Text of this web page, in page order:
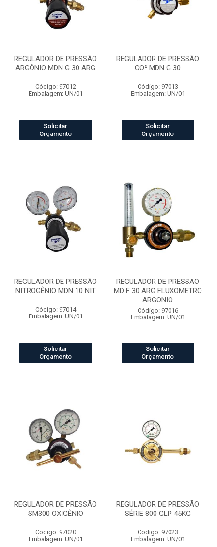
REGULADOR DE PRESSÃO
ARGÔNIO MDN G 30 ARG
Código: 97012
Embalagem: UN/01
Solicitar
Orçamento
REGULADOR DE PRESSÃO
CO² MDN G 30
Código: 97013
Embalagem: UN/01
Solicitar
Orçamento
REGULADOR DE PRESSÃO
NITROGÊNIO MDN 10 NIT
Código: 97014
Embalagem: UN/01
Solicitar
Orçamento
REGULADOR DE PRESSAO
MD F 30 ARG FLUXOMETRO
ARGONIO
Código: 97016
Embalagem: UN/01
Solicitar
Orçamento
REGULADOR DE PRESSÃO
SM300 OXIGÊNIO
Código: 97020
Embalagem: UN/01
REGULADOR DE PRESSÃO
SÉRIE 800 GLP 45KG
Código: 97023
Embalagem: UN/01